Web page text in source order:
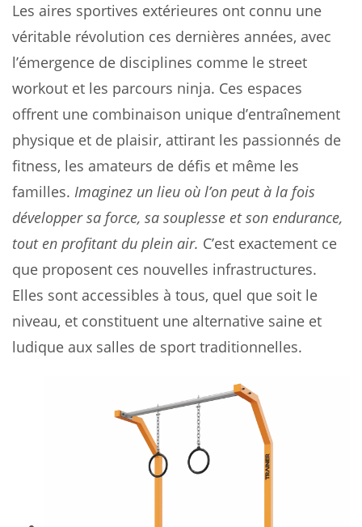
Les aires sportives extérieures ont connu une
véritable révolution ces dernières années, avec
l’émergence de disciplines comme le street
workout et les parcours ninja. Ces espaces
offrent une combinaison unique d’entraînement
physique et de plaisir, attirant les passionnés de
fitness, les amateurs de défis et même les
familles. Imaginez un lieu où l’on peut à la fois
développer sa force, sa souplesse et son endurance,
tout en profitant du plein air. C’est exactement ce
que proposent ces nouvelles infrastructures.
Elles sont accessibles à tous, quel que soit le
niveau, et constituent une alternative saine et
ludique aux salles de sport traditionnelles.